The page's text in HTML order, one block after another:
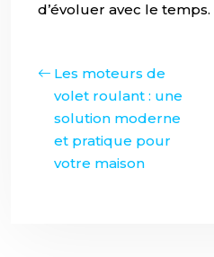
d’évoluer avec le temps.
Les moteurs de
volet roulant : une
solution moderne
et pratique pour
votre maison